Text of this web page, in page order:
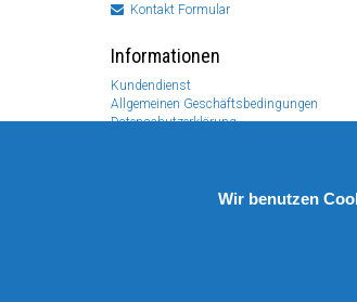
Kontakt Formular
Informationen
Kundendienst
Allgemeinen Geschäftsbedingungen
Datenschutzerklärung
Wir benutzen